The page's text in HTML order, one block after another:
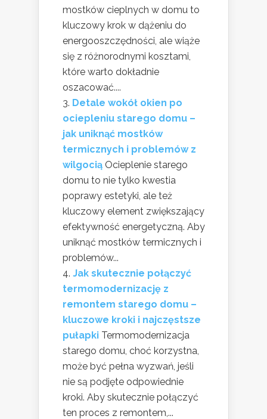
mostków cieplnych w domu to
kluczowy krok w dążeniu do
energooszczędności, ale wiąże
się z różnorodnymi kosztami,
które warto dokładnie
oszacować....
Detale wokół okien po
ociepleniu starego domu –
jak uniknąć mostków
termicznych i problemów z
wilgocią Ocieplenie starego
domu to nie tylko kwestia
poprawy estetyki, ale też
kluczowy element zwiększający
efektywność energetyczną. Aby
uniknąć mostków termicznych i
problemów...
Jak skutecznie połączyć
termomodernizację z
remontem starego domu –
kluczowe kroki i najczęstsze
pułapki Termomodernizacja
starego domu, choć korzystna,
może być pełna wyzwań, jeśli
nie są podjęte odpowiednie
kroki. Aby skutecznie połączyć
ten proces z remontem,...